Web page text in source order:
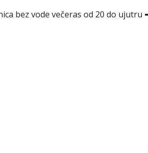
bez vode večeras od 20 do ujutru